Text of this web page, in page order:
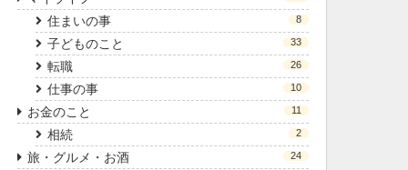
住まいの事 8
子どものこと 33
転職 26
仕事の事 10
お金のこと 11
相続 2
旅・グルメ・お酒 24